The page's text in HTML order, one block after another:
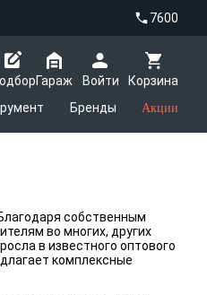
7600
Корзина
Гараж
Войти
Бренды Акции
собственным
во многих, других
в известного оптового
комплексные